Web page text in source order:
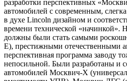
разработки перспективных
автомобилей с современным,
в духе Lincoln дизайном и
времени технической «начинкой».
должны были стать самыми
Е), престижными отечественными
перспективная программа заводу
непосильной. Были разработаны и
автомобилей Москвич-Х